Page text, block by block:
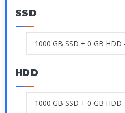
SSD
HDD